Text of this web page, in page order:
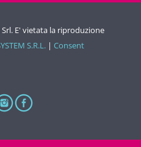
E' vietata la riproduzione
S.R.L. | Consent